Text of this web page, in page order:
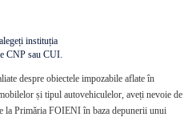
instituția
CNP sau CUI.
despre obiectele impozabile aflate în
și tipul autovehiculelor, aveți nevoie de
la Primăria FOIENI în baza depunerii unui